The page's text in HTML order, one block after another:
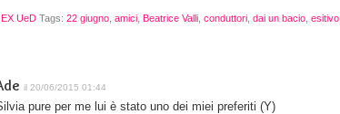
UeD Tags: 22 giugno amici Beatrice Valli conduttori dai un bacio esitivo
il 20/06/2015 01:44
pure per me lui è stato uno dei miei preferiti (Y)